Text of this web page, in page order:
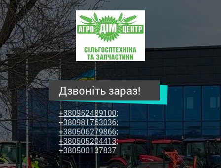
ПП
"Агродім-
центр"
-
продаж
сільськогосподарської
техніки
та
запчастин
Дзвоніть зараз!
+380952489100;
+380981763036;
+380506279866;
+380505204413;
+380500137837